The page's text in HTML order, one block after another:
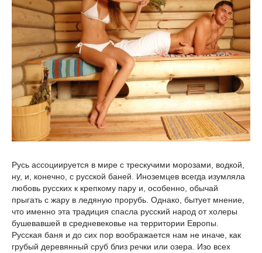
Русь ассоциируется в мире с трескучими морозами, водкой,
ну, и, конечно, с русской баней. Иноземцев всегда изумляла
любовь русских к крепкому пару и, особенно, обычай
прыгать с жару в ледяную прорубь. Однако, бытует мнение,
что именно эта традиция спасла русский народ от холеры
бушевавшей в средневековье на территории Европы.
Русская баня и до сих пор воображается нам не иначе, как
грубый деревянный сруб близ речки или озера. Изо всех